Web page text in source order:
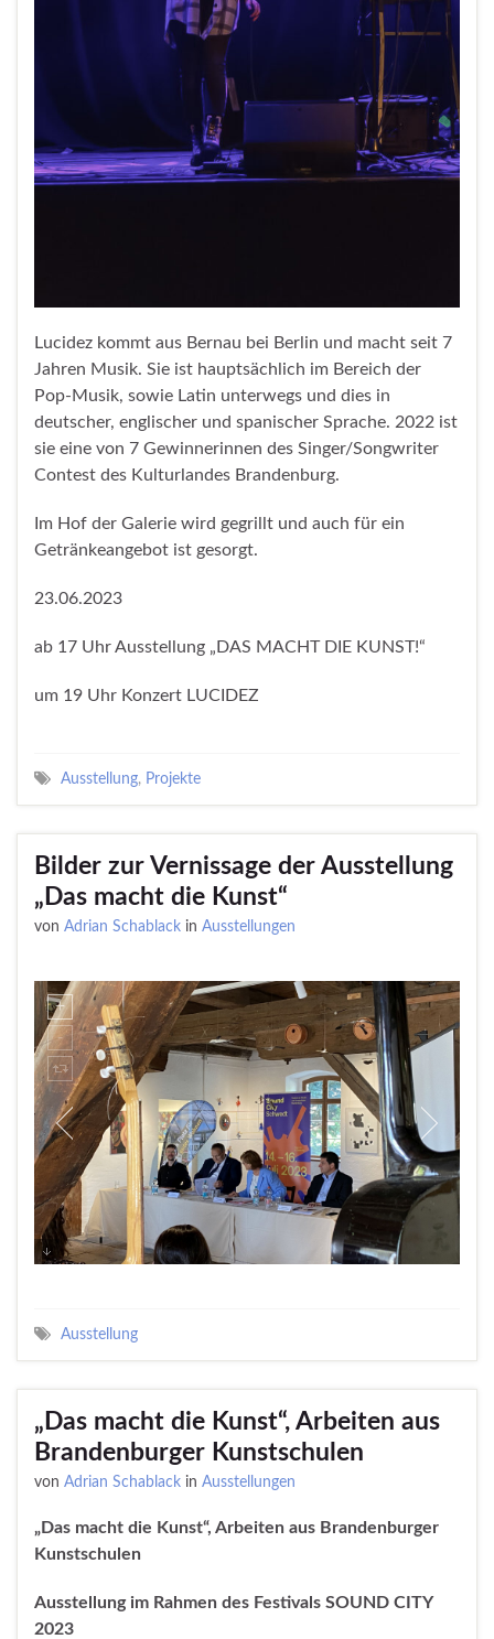
Lucidez kommt aus Bernau bei Berlin und macht seit 7
Jahren Musik. Sie ist hauptsächlich im Bereich der
Pop-Musik, sowie Latin unterwegs und dies in
deutscher, englischer und spanischer Sprache. 2022 ist
sie eine von 7 Gewinnerinnen des Singer/Songwriter
Contest des Kulturlandes Brandenburg.
Im Hof der Galerie wird gegrillt und auch für ein
Getränkeangebot ist gesorgt.
23.06.2023
ab 17 Uhr Ausstellung „DAS MACHT DIE KUNST!“
um 19 Uhr Konzert LUCIDEZ
Ausstellung, Projekte
Bilder zur Vernissage der Ausstellung
„Das macht die Kunst“
von Adrian Schablack in Ausstellungen
Ausstellung
„Das macht die Kunst“, Arbeiten aus
Brandenburger Kunstschulen
von Adrian Schablack in Ausstellungen
„Das macht die Kunst“, Arbeiten aus Brandenburger
Kunstschulen
Ausstellung im Rahmen des Festivals SOUND CITY
2023